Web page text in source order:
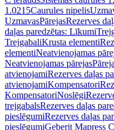
1.0215Caurules nipelis
UzmavasPārejasRezerves
daļas paredzētas: Līkumi
TrejgabaliKrusta elementi
elementiNeatvienojamas
Neatvienojamas pārejas
atvienojamiRezerves daļas
atvienojamiKompensatori
KompensatoriNoslēgi
trejgabalsRezerves daļas
pieslēgumiRezerves daļas
pieslēgumiGeberit Mapress